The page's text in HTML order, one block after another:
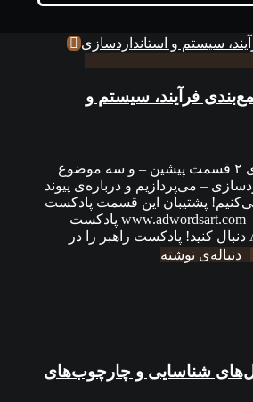
قسمت ۹: جمع‌بندی فرآیند، سیستم و
در این قسمت به جمع‌بندی ۲ قسمت پیشین – و سه موضوع
– می‌پردازیم و درباره‌ی پیوند
پشتیبان این قسمت پادکست
راهبر: سایت ادوردزآرت – www.adwordsart.com پادکست
راهبر را در Apple Podcast دنبال کنید! پادکست راهبر را در
دنباله‌ی نوشته
شناسایی و چارچوب‌های